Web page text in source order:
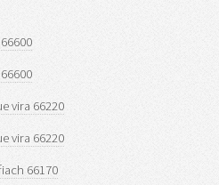
vira 66220
vira 66220
66170